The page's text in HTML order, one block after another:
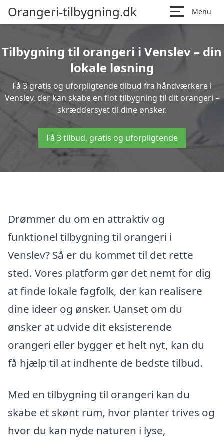
Orangeri-tilbygning.dk Menu
Tilbygning til orangeri i Venslev – din
lokale løsning
Få 3 gratis og uforpligtende tilbud fra håndværkere i
Venslev, der kan skabe en flot tilbygning til dit orangeri –
skræddersyet til dine ønsker.
Få 3 tilbud, gratis og uforpligtende
Drømmer du om en attraktiv og
funktionel tilbygning til orangeri i
Venslev? Så er du kommet til det rette
sted. Vores platform gør det nemt for dig
at finde lokale fagfolk, der kan realisere
dine ideer og ønsker. Uanset om du
ønsker at udvide dit eksisterende
orangeri eller bygger et helt nyt, kan du
få hjælp til at indhente de bedste tilbud.
Med en tilbygning til orangeri kan du
skabe et skønt rum, hvor planter trives og
hvor du kan nyde naturen i lyse,